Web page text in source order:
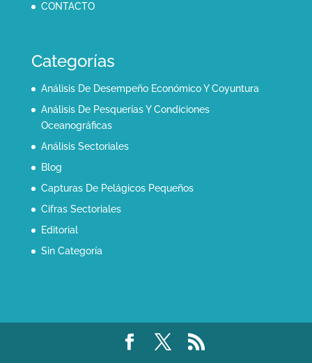
CONTACTO
Categorías
Análisis De Desempeño Económico Y Coyuntura
Análisis De Pesquerías Y Condiciones
Oceanográficas
Análisis Sectoriales
Blog
Capturas De Pelágicos Pequeños
Cifras Sectoriales
Editorial
Sin Categoría